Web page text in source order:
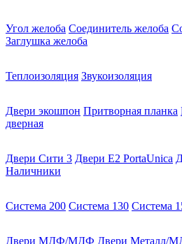
Угол желоба Соединитель желоба
Заглушка желоба
Теплоизоляция Звукоизоляция
Двери экошпон Притворная планка
дверная
Двери Сити 3 Двери E2 PortaUnica
Наличники
Система 200 Система 130 Система
Двери МДФ/МДФ Двери Металл/